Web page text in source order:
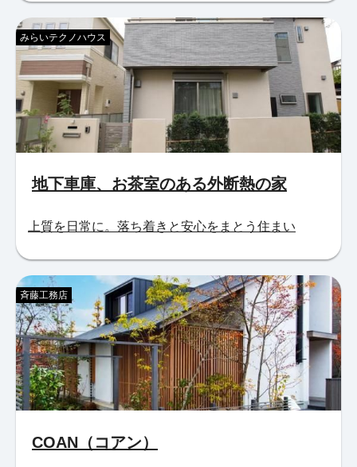
地下車庫、お茶室のある外断熱の家
みらいテクノハウス
上質を日常に。落ち着きと安心をまとう住まい
COAN（コアン）
斉藤工務店